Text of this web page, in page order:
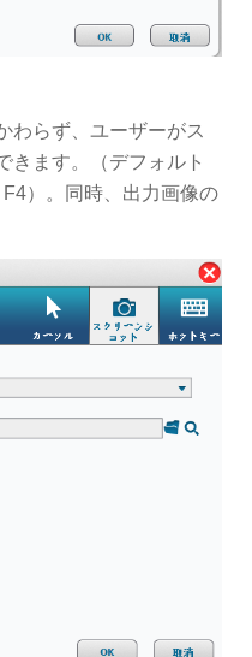
わらず、ユーザーがス
きます。（デフォルト
）。同時、出力画像の